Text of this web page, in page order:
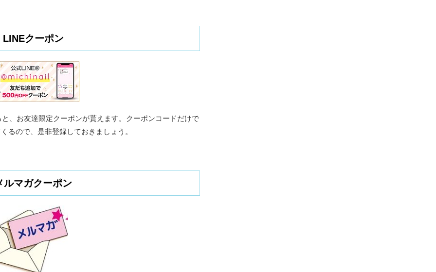
LINEクーポン
、お友達限定クーポンが貰えます。クーポンコードだけで
るので、是非登録しておきましょう。
ルマガクーポン